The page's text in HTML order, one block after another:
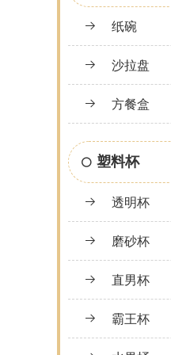
纸碗
沙拉盘
方餐盒
塑料杯
透明杯
磨砂杯
直男杯
霸王杯